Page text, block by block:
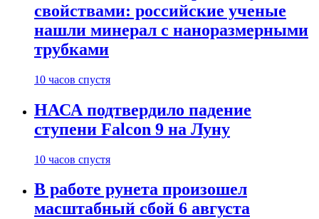
свойствами: российские ученые
нашли минерал с наноразмерными
трубками
10 часов спустя
НАСА подтвердило падение
ступени Falcon 9 на Луну
10 часов спустя
В работе рунета произошел
масштабный сбой 6 августа